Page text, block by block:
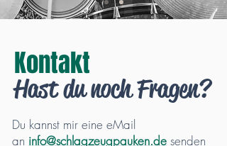
Kontakt
Du kannst mir eine eMail
an info@schlagzeugpauken.de senden
Hast du noch Fragen?